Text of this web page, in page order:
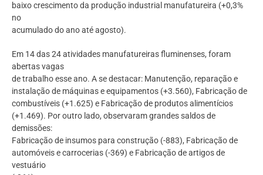
baixo crescimento da produção industrial manufatureira (+0,3%
no
acumulado do ano até agosto).
Em 14 das 24 atividades manufatureiras fluminenses, foram
abertas vagas
de trabalho esse ano. A se destacar: Manutenção, reparação e
instalação de máquinas e equipamentos (+3.560), Fabricação de
combustíveis (+1.625) e Fabricação de produtos alimentícios
(+1.469). Por outro lado, observaram grandes saldos de
demissões:
Fabricação de insumos para construção (-883), Fabricação de
automóveis e carrocerias (-369) e Fabricação de artigos de
vestuário